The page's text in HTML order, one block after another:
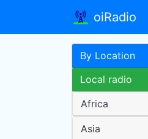
oiRadio
By Location
Local radio
Africa
Asia